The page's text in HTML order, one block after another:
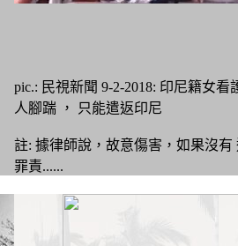
pic.: 民視新聞 9-2-2018: 印尼籍女看
人腳踹 ， 只能遣返印尼
註: 據律師說，故意傷害，如果沒
罪責......